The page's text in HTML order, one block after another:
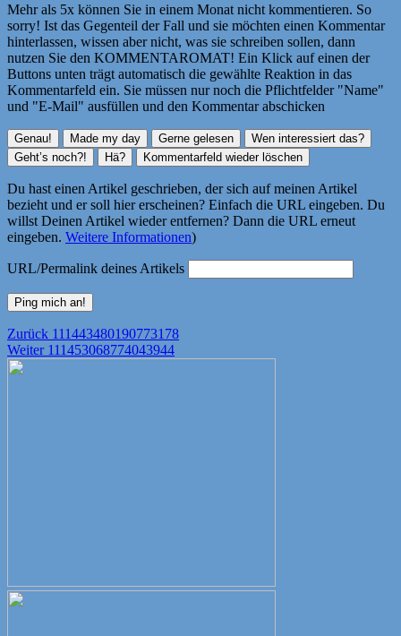
Mehr als 5x können Sie in einem Monat nicht kommentieren. So
sorry! Ist das Gegenteil der Fall und sie möchten einen Kommentar
hinterlassen, wissen aber nicht, was sie schreiben sollen, dann
nutzen Sie den KOMMENTAROMAT! Ein Klick auf einen der
Buttons unten trägt automatisch die gewählte Reaktion in das
Kommentarfeld ein. Sie müssen nur noch die Pflichtfelder "Name"
und "E-Mail" ausfüllen und den Kommentar abschicken
Du hast einen Artikel geschrieben, der sich auf meinen Artikel
bezieht und er soll hier erscheinen? Einfach die URL eingeben. Du
willst Deinen Artikel wieder entfernen? Dann die URL erneut
eingeben. Weitere Informationen)
URL/Permalink deines Artikels
Beitragsnavigation
Zurück Vorheriger
Beitrag:
111443480190773178
Weiter Nächster
111453068774043944